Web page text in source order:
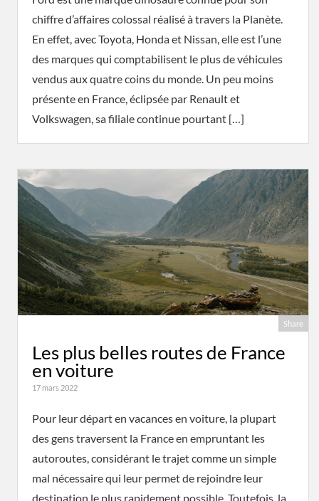
chiffre d’affaires colossal réalisé à travers la Planète.
En effet, avec Toyota, Honda et Nissan, elle est l’une
des marques qui comptabilisent le plus de véhicules
vendus aux quatre coins du monde. Un peu moins
présente en France, éclipsée par Renault et
Volkswagen, sa filiale continue pourtant […]
Share
Les plus belles routes de France
en voiture
17 mars 2022
Pour leur départ en vacances en voiture, la plupart
des gens traversent la France en empruntant les
autoroutes, considérant le trajet comme un simple
mal nécessaire qui leur permet de rejoindre leur
destination le plus rapidement possible. Toutefois, la